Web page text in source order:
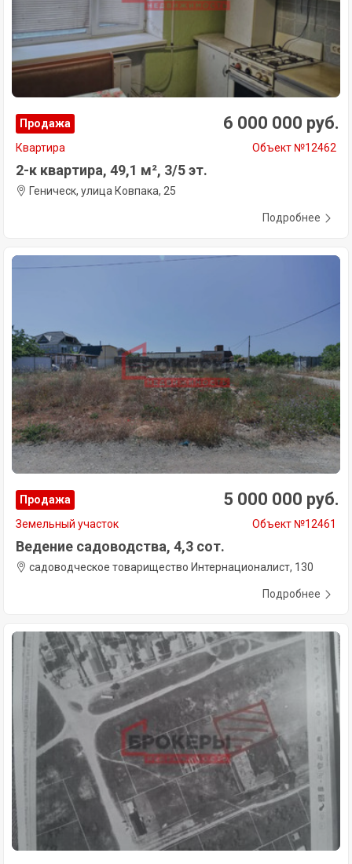
Продажа 6 000 000 руб.
Квартира Объект №12462
2-к квартира, 49,1 м², 3/5 эт.
Геническ, улица Ковпака, 25
Подробнее
Продажа 5 000 000 руб.
Земельный участок Объект №12461
Ведение садоводства, 4,3 сот.
садоводческое товарищество Интернационалист, 130
Подробнее